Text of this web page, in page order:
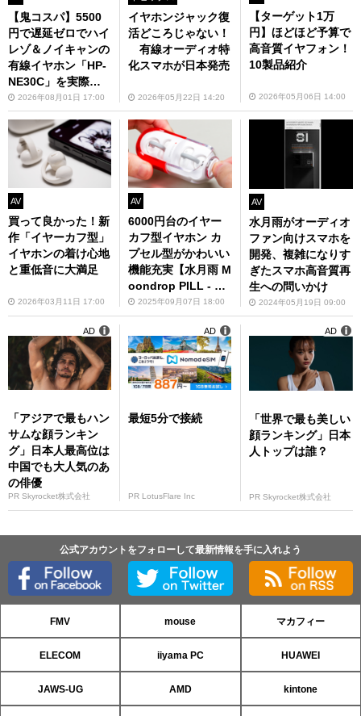
【鬼コスパ】5500
円で遅延ゼロでハイ
レゾ＆ノイキャンの
有線イヤホン「HP-
NE30C」を実際に
着けてみたけど有能
すぎた
2026年08月01日 17:00
イヤホンジャック復
活どころじゃない！
有線オーディオ特
化スマホが日本発売
2026年05月22日 14:20
【ターゲット1万
円】ほどほど予算で
高音質イヤフォン！
10製品紹介
2026年05月06日 14:00
AV
買って良かった！新
作「イヤーカフ型」
イヤホンの着け心地
と重低音に大満足
2026年03月11日 17:00
AV
6000円台のイヤー
カフ型イヤホン カ
プセル型がかわいい
機能充実【水月雨 M
oondrop PILL - カ
プセル】
2025年09月07日 18:00
AV
水月雨がオーディオ
ファン向けスマホを
開発、複雑になりす
ぎたスマホ高音質再
生への問いかけ
2024年05月19日 09:00
「アジアで最もハン
サムな顔ランキン
グ」日本人最高位は
中国でも大人気のあ
の俳優
PR Skyrocket株式会社
AD
最短5分で接続
PR LotusFlare Inc
AD
「世界で最も美しい
顔ランキング」日本
人トップは誰？
PR Skyrocket株式会社
AD
公式アカウントをフォローして最新情報を手に入れよう
FMV mouse マカフィー
ELECOM iiyama PC HUAWEI
JAWS-UG AMD kintone